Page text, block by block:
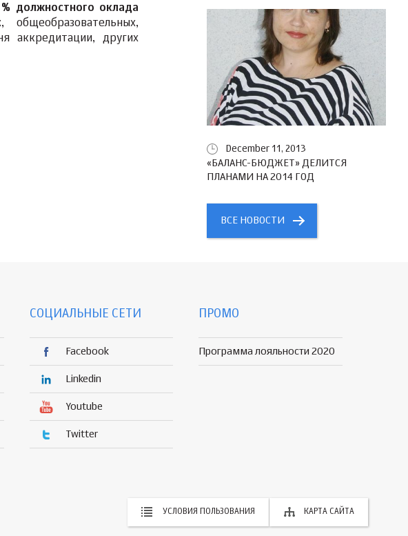
должностного оклада
аккредитации, других
December 11, 2013
«БАЛАНС-БЮДЖЕТ» ДЕЛИТСЯ
ПЛАНАМИ НА 2014 ГОД
ВСЕ НОВОСТИ
СОЦИАЛЬНЫЕ СЕТИ
Facebook
Linkedin
Youtube
Twitter
ПРОМО
Программа лояльности 2020
УСЛОВИЯ ПОЛЬЗОВАНИЯ КАРТА САЙТА